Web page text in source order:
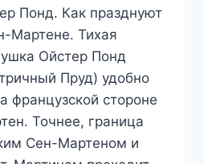
Понд. Как празднуют
Мартене. Тихая
Ойстер Понд
Пруд) удобно
французской стороне
Точнее, граница
Сен-Мартеном и